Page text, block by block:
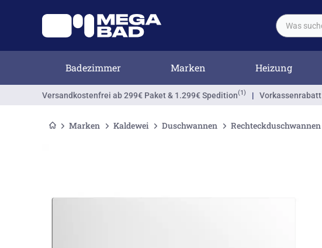
Badezimmer Marken Heizung
Versandkostenfrei ab 299€ Paket & 1.299€ Spedition(1) | Vorkassenrabatt
Marken Kaldewei Duschwannen Rechteckduschwannen